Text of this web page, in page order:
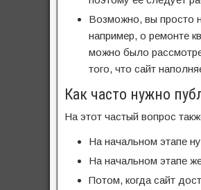
Возможно, вы просто
например, о ремонте
можно было
того, что сайт
Как часто нужно
На этот частый вопрос
На начальном этапе
На начальном этапе
Потом, когда сайт